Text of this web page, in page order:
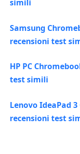
simili
Samsung
recensioni test
HP PC
test simili
Lenovo IdeaPad
recensioni test